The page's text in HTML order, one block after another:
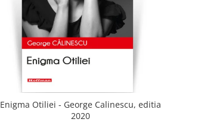
Enigma Otiliei - George Calinescu, editia
2020